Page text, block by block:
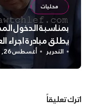
محليات
بمناسبة الدخول
يطلق مبادرة اجراء
التحرير أغسطس 26, 2023
اترك تعليقاً